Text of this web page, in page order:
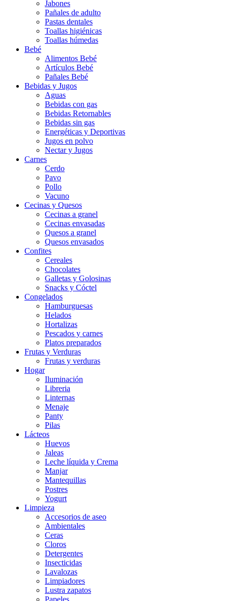
Jabones
Pañales de adulto
Pastas dentales
Toallas higiénicas
Toallas húmedas
Bebé
Alimentos Bebé
Artículos Bebé
Pañales Bebé
Bebidas y Jugos
Aguas
Bebidas con gas
Bebidas Retornables
Bebidas sin gas
Energéticas y Deportivas
Jugos en polvo
Nectar y Jugos
Carnes
Cerdo
Pavo
Pollo
Vacuno
Cecinas y Quesos
Cecinas a granel
Cecinas envasadas
Quesos a granel
Quesos envasados
Confites
Cereales
Chocolates
Galletas y Golosinas
Snacks y Cóctel
Congelados
Hamburguesas
Helados
Hortalizas
Pescados y carnes
Platos preparados
Frutas y Verduras
Frutas y verduras
Hogar
Iluminación
Libreria
Linternas
Menaje
Panty
Pilas
Lácteos
Huevos
Jaleas
Leche líquida y Crema
Manjar
Mantequillas
Postres
Yogurt
Limpieza
Accesorios de aseo
Ambientales
Ceras
Cloros
Detergentes
Insecticidas
Lavalozas
Limpiadores
Lustra zapatos
Papeles